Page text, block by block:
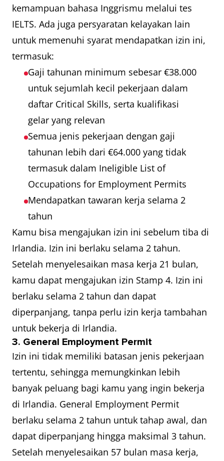
kemampuan bahasa Inggrismu melalui tes
IELTS. Ada juga persyaratan kelayakan lain
untuk memenuhi syarat mendapatkan izin ini,
termasuk:
Gaji tahunan minimum sebesar €38.000
untuk sejumlah kecil pekerjaan dalam
daftar Critical Skills, serta kualifikasi
gelar yang relevan
Semua jenis pekerjaan dengan gaji
tahunan lebih dari €64.000 yang tidak
termasuk dalam Ineligible List of
Occupations for Employment Permits
Mendapatkan tawaran kerja selama 2
tahun
Kamu bisa mengajukan izin ini sebelum tiba di
Irlandia. Izin ini berlaku selama 2 tahun.
Setelah menyelesaikan masa kerja 21 bulan,
kamu dapat mengajukan izin Stamp 4. Izin ini
berlaku selama 2 tahun dan dapat
diperpanjang, tanpa perlu izin kerja tambahan
untuk bekerja di Irlandia.
3. General Employment Permit
Izin ini tidak memiliki batasan jenis pekerjaan
tertentu, sehingga memungkinkan lebih
banyak peluang bagi kamu yang ingin bekerja
di Irlandia. General Employment Permit
berlaku selama 2 tahun untuk tahap awal, dan
dapat diperpanjang hingga maksimal 3 tahun.
Setelah menyelesaikan 57 bulan masa kerja,